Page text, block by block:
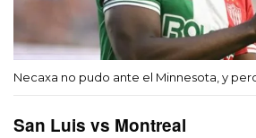
Necaxa no pudo ante el Minnesota, y
San Luis vs Montreal